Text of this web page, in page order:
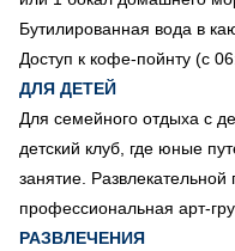
Бутилированная вода в
Доступ к кофе-пойнту (с
ДЛЯ ДЕТЕЙ
Для семейного отдыха с
детский клуб, где юные
занятие.
профессиональная арт-
РАЗВЛЕЧЕНИЯ